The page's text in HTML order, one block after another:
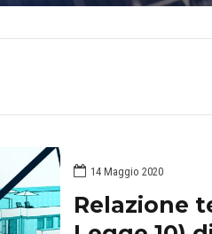
14 Maggio 2020
Relazione